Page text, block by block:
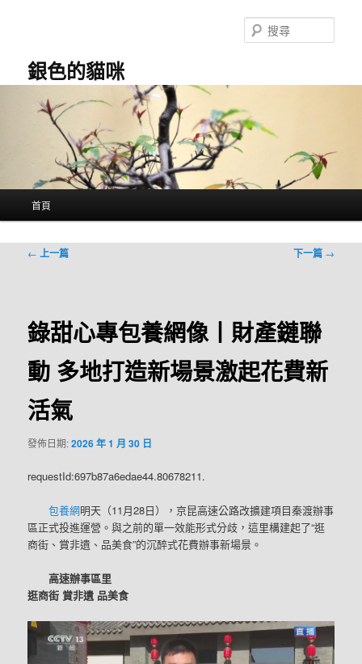
銀色的貓咪
尋
首頁
文
← 上一篇 下一篇 →
錄甜心專包養網像丨財產鏈聯
動 多地打造新場景激起花費新
活氣
發佈日期:2026 年 1 月 30 日
requestId:697b87a6edae44.80678211.
包養網明天（11月28日），京昆高速公路改擴建項目秦渡辦事
區正式投進運營。與之前的單一效能形式分歧，這里構建起了“逛
商街、賞非遺、品美食”的沉醉式花費辦事新場景。
高速辦事區里
逛商街 賞非遺 品美食